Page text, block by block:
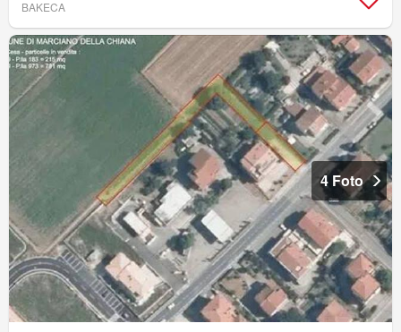
BAKECA
4 Foto